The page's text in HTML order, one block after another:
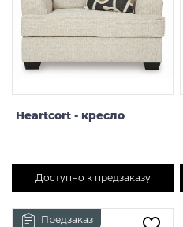
Heartcort - кресло
Доступно к предзаказу
Предзаказ